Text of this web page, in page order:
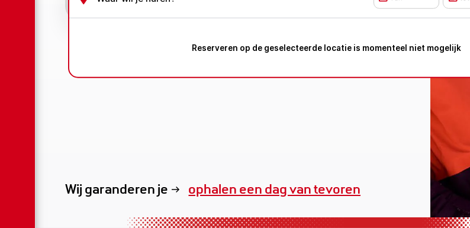
Reserveren op de geselecteerde locatie is momenteel niet mogelijk
Wij garanderen je exclusieve verhuuruitrusting